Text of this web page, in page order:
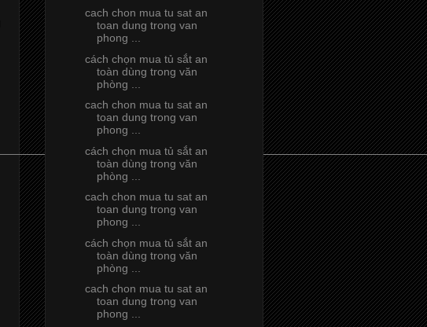
cach chon mua tu sat an
toan dung trong van
phong ...
cách chọn mua tủ sắt an
toàn dùng trong văn
phòng ...
cach chon mua tu sat an
toan dung trong van
phong ...
cách chọn mua tủ sắt an
toàn dùng trong văn
phòng ...
cach chon mua tu sat an
toan dung trong van
phong ...
cách chọn mua tủ sắt an
toàn dùng trong văn
phòng ...
cach chon mua tu sat an
toan dung trong van
phong ...